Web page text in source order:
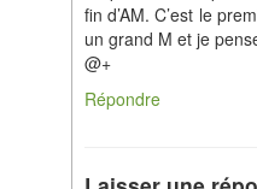
fin d’AM. C’est le
un grand M et je
@+
Répondre